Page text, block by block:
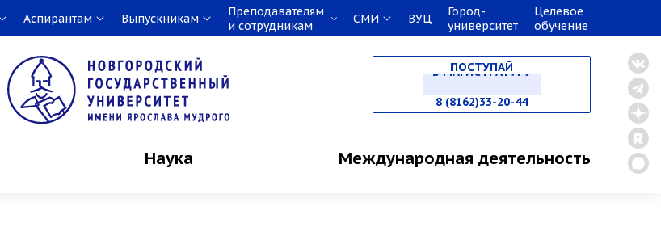
Аспирантам Выпускникам
Преподавателям
и сотрудникам
СМИ ВУЦ
Город-
университет
Целевое
обучение
ПОСТУПАЙ
НА СПЕЦИАЛИТЕТ
8 (8162)33-20-44
Наука Международная деятельность